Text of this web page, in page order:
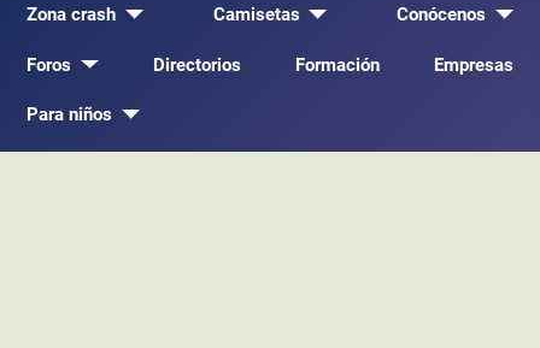
Zona crash Camisetas Conócenos
Foros Directorios Formación Empresas
Para niños